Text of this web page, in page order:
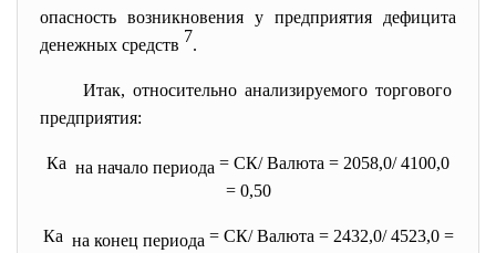
опасность возникновения у предприятия дефицита
денежных средств 7.
Итак, относительно анализируемого торгового
предприятия:
Ка на начало периода = СК/ Валюта = 2058,0/ 4100,0
= 0,50
Ка на конец периода = СК/ Валюта = 2432,0/ 4523,0 =